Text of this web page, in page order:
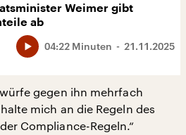
Weimer gibt
ab
21.11.2025
04:22 Minuten
gegen ihn mehrfach
mich an die Regeln des
Compliance-Regeln.“